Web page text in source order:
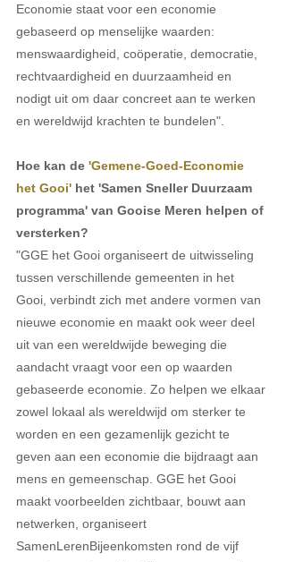
Economie staat voor een economie
gebaseerd op menselijke waarden:
menswaardigheid, coöperatie, democratie,
rechtvaardigheid en duurzaamheid en
nodigt uit om daar concreet aan te werken
en wereldwijd krachten te bundelen".
Hoe kan de 'Gemene-Goed-Economie
het Gooi' het 'Samen Sneller Duurzaam
programma' van Gooise Meren helpen of
versterken?
"GGE het Gooi organiseert de uitwisseling
tussen verschillende gemeenten in het
Gooi, verbindt zich met andere vormen van
nieuwe economie en maakt ook weer deel
uit van een wereldwijde beweging die
aandacht vraagt voor een op waarden
gebaseerde economie. Zo helpen we elkaar
zowel lokaal als wereldwijd om sterker te
worden en een gezamenlijk gezicht te
geven aan een economie die bijdraagt aan
mens en gemeenschap. GGE het Gooi
maakt voorbeelden zichtbaar, bouwt aan
netwerken, organiseert
SamenLerenBijeenkomsten rond de vijf